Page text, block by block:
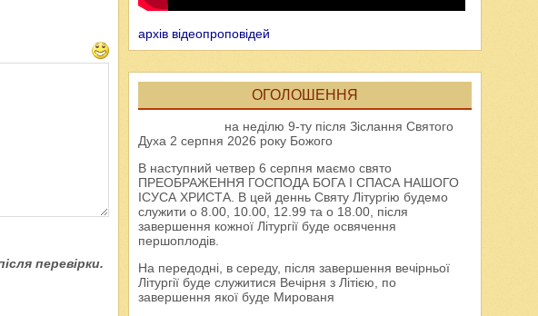
перевірки.
архів відеопроповідей
ОГОЛОШЕННЯ
на неділю 9-ту після Зіслання Святого
Духа 2 серпня 2026 року Божого
В наступний четвер 6 серпня маємо свято
ПРЕОБРАЖЕННЯ ГОСПОДА БОГА І СПАСА НАШОГО
ІСУСА ХРИСТА. В цей деннь Святу Літургію будемо
служити о 8.00, 10.00, 12.99 та о 18.00, після
завершення кожної Літургії буде освячення
першоплодів.
На передодні, в середу, після завершення вечірньої
Літургії буде служитися Вечірня з Літією, по
завершення якої буде Мированя